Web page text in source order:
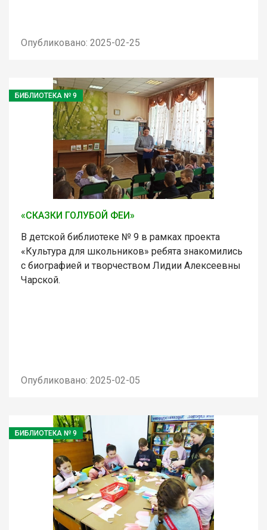
Опубликовано: 2025-02-25
БИБЛИОТЕКА № 9
«СКАЗКИ ГОЛУБОЙ ФЕИ»
В детской библиотеке № 9 в рамках проекта
«Культура для школьников» ребята знакомились
с биографией и творчеством Лидии Алексеевны
Чарской.
Опубликовано: 2025-02-05
БИБЛИОТЕКА № 9